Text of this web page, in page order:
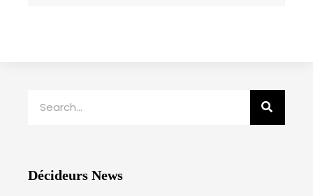
Décideurs News